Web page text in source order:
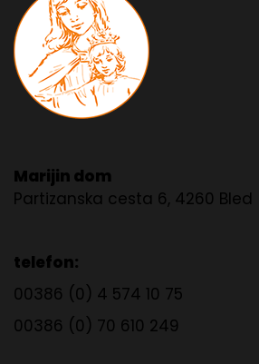
Marijin dom
Partizanska cesta 6, 4260 Bled
telefon:
00386 (0) 4 574 10 75
00386 (0) 70 610 249